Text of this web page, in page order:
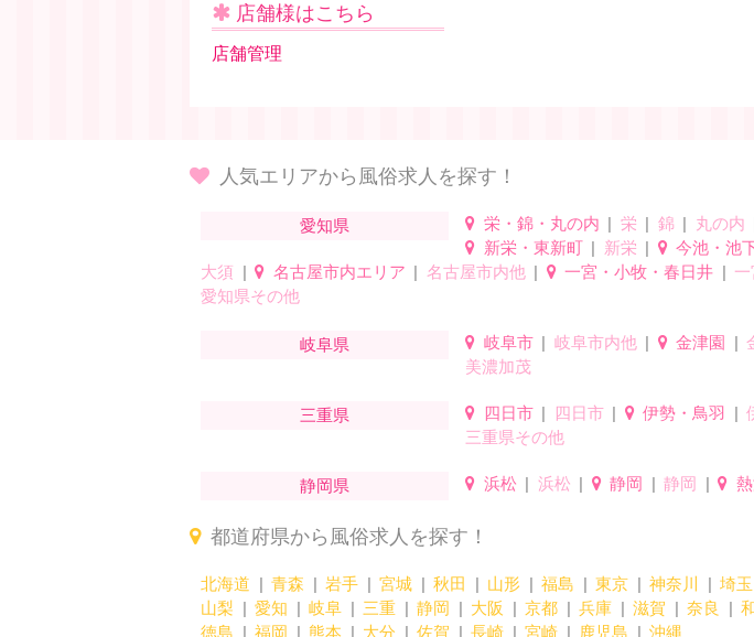
店舗様はこちら
店舗管理
人気エリアから風俗求人を探す！
愛知県 栄・錦・丸の内 栄 錦 丸の内
新栄・東新町
新栄 今池・池
大須
名古屋市内エリア 名古屋市内他 一宮・小牧・春日井 一
愛知県その他
岐阜県 岐阜市 岐阜市内他 金津園
美濃加茂
三重県 四日市 四日市 伊勢・鳥羽
三重県その他
静岡県 浜松 浜松 静岡 静岡
都道府県から風俗求人を探す！
北海道 青森 岩手 宮城 秋田 山形 福島 東京 神奈川 埼玉
山梨
愛知 岐阜 三重 静岡 大阪 京都 兵庫 滋賀 奈良
徳島
福岡 熊本 大分 佐賀 長崎 宮崎 鹿児島 沖縄